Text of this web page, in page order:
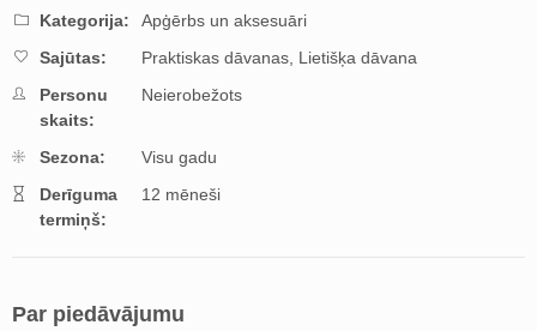
Kategorija:
Apģērbs un aksesuāri
Sajūtas:
Praktiskas dāvanas, Lietišķa dāvana
Personu
skaits:
Neierobežots
Sezona:
Visu gadu
Derīguma
termiņš:
12 mēneši
Par piedāvājumu